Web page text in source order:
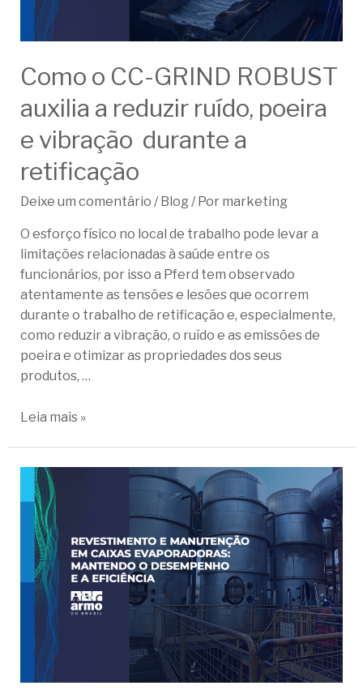
Como o CC-GRIND ROBUST
auxilia a reduzir ruído, poeira
e vibração durante a
retificação
Deixe um comentário / Blog/ Por marketing
O esforço físico no local de trabalho pode levar a
limitações relacionadas à saúde entre os
funcionários, por isso a Pferd tem observado
atentamente as tensões e lesões que ocorrem
durante o trabalho de retificação e, especialmente,
como reduzir a vibração, o ruído e as emissões de
poeira e otimizar as propriedades dos seus
produtos, …
Leia mais »